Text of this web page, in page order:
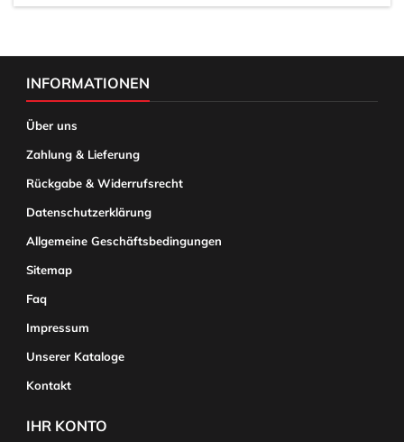
INFORMATIONEN
Über uns
Zahlung & Lieferung
Rückgabe & Widerrufsrecht
Datenschutzerklärung
Allgemeine Geschäftsbedingungen
Sitemap
Faq
Impressum
Unserer Kataloge
Kontakt
IHR KONTO